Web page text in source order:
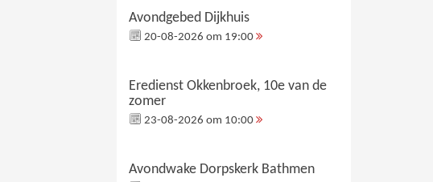
Avondgebed Dijkhuis
20-08-2026 om 19:00
Eredienst Okkenbroek, 10e van de
zomer
23-08-2026 om 10:00
Avondwake Dorpskerk Bathmen